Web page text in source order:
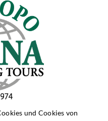
findet man in
und Cookies von